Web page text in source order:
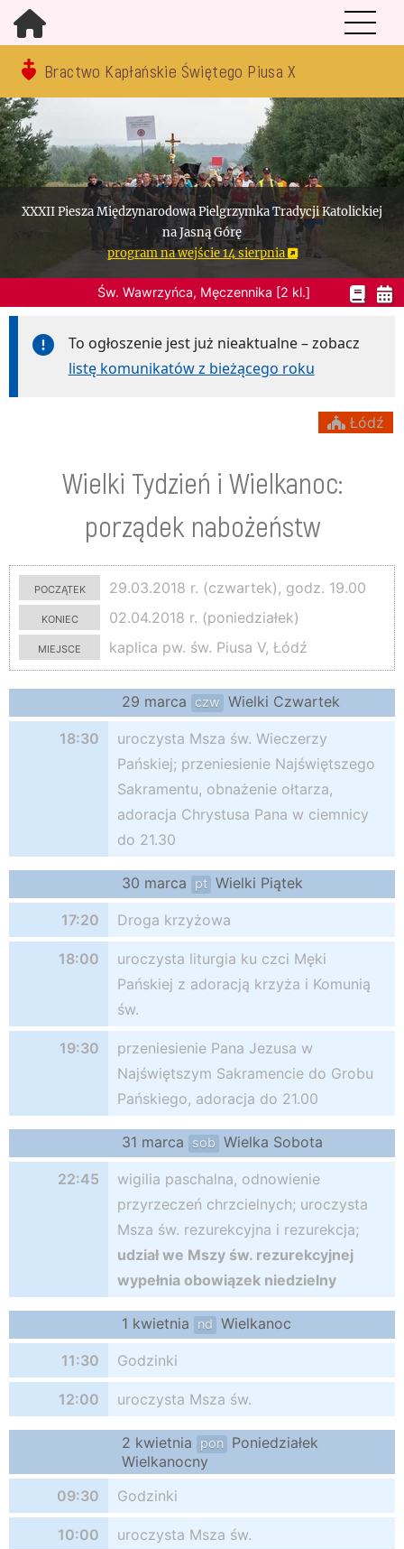
Bractwo Kapłańskie Świętego Piusa X
XXXII Piesza Międzynarodowa Pielgrzymka Tradycji Katolickiej
na Jasną Górę
program na wejście 14 sierpnia
Św. Wawrzyńca, Męczennika [2 kl.]
To ogłoszenie jest już nieaktualne – zobacz
listę komunikatów z bieżącego roku
Łódź
Wielki Tydzień i Wielkanoc:
porządek nabożeństw
początek
29.03.2018 r. (czwartek), godz. 19.00
koniec
02.04.2018 r. (poniedziałek)
miejsce
kaplica pw. św. Piusa V, Łódź
29 marca czw Wielki Czwartek
18:30
uroczysta Msza św. Wieczerzy
Pańskiej; przeniesienie Najświętszego
Sakramentu, obnażenie ołtarza,
adoracja Chrystusa Pana w ciemnicy
do 21.30
30 marca pt Wielki Piątek
17:20 Droga krzyżowa
18:00
uroczysta liturgia ku czci Męki
Pańskiej z adoracją krzyża i Komunią
św.
19:30
przeniesienie Pana Jezusa w
Najświętszym Sakramencie do Grobu
Pańskiego, adoracja do 21.00
31 marca sob Wielka Sobota
22:45
wigilia paschalna, odnowienie
przyrzeczeń chrzcielnych; uroczysta
Msza św. rezurekcyjna i rezurekcja;
udział we Mszy św. rezurekcyjnej
wypełnia obowiązek niedzielny
1 kwietnia nd Wielkanoc
11:30 Godzinki
12:00 uroczysta Msza św.
2 kwietnia pon
Poniedziałek
Wielkanocny
09:30
Godzinki
10:00 uroczysta Msza św.